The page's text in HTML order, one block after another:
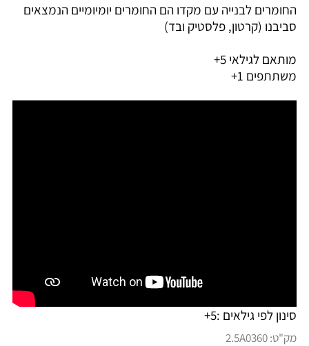
החומרים לבנייה עם מקדו הם החומרים יומיומיים הנמצאים
סביבנו (קרטון, פלסטיק ובד)
מותאם לגילאי 5+
משתתפים 1+
סינון לפי גילאים :5+
מק"ט:2.5A0360